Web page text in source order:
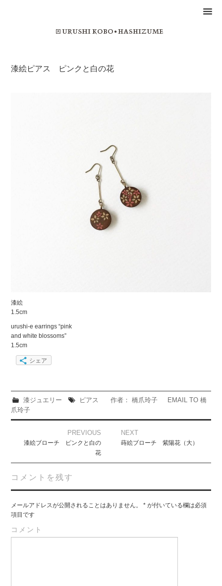
漆絵ピアス ピンクと白の花
漆絵
1.5cm
urushi-e earrings “pink
and white blossoms”
1.5cm
シェア
漆ジュエリー ピアス 作者： 橋爪玲子
EMAIL TO 橋
爪玲子
navigation
PREVIOUS
漆絵ブローチ ピンクと白の
花
NEXT
蒔絵ブローチ 紫陽花（大）
コメントを残す
メールアドレスが公開されることはありません。 * が付いている欄は必須
項目です
コメント